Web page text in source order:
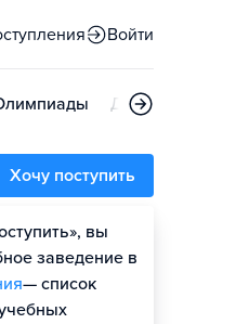
Войти
Дни открытых
Хочу поступить
вы
заведение в
— список